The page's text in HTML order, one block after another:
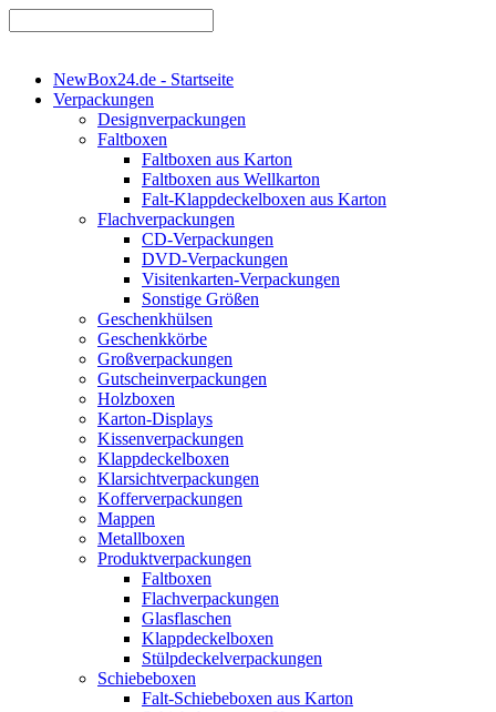
NewBox24.de - Startseite
Verpackungen
Designverpackungen
Faltboxen
Faltboxen aus Karton
Faltboxen aus Wellkarton
Falt-Klappdeckelboxen aus Karton
Flachverpackungen
CD-Verpackungen
DVD-Verpackungen
Visitenkarten-Verpackungen
Sonstige Größen
Geschenkhülsen
Geschenkkörbe
Großverpackungen
Gutscheinverpackungen
Holzboxen
Karton-Displays
Kissenverpackungen
Klappdeckelboxen
Klarsichtverpackungen
Kofferverpackungen
Mappen
Metallboxen
Produktverpackungen
Faltboxen
Flachverpackungen
Glasflaschen
Klappdeckelboxen
Stülpdeckelverpackungen
Schiebeboxen
Falt-Schiebeboxen aus Karton